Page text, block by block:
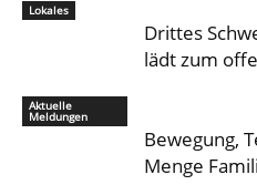
Lokales
Drittes
lädt zum
Aktuelle
Meldungen
Bewegung,
Menge